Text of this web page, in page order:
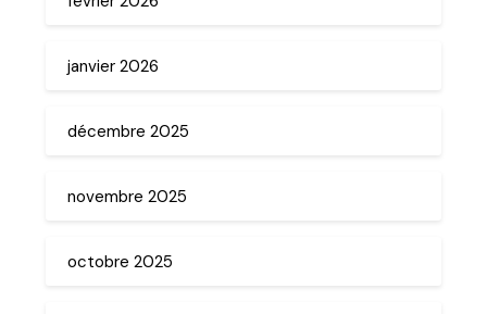
janvier 2026
décembre 2025
novembre 2025
octobre 2025